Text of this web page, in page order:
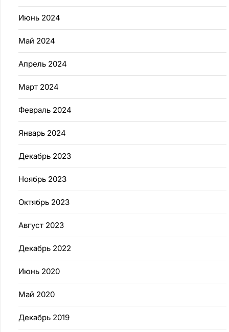
Июнь 2024
Май 2024
Апрель 2024
Март 2024
Февраль 2024
Январь 2024
Декабрь 2023
Ноябрь 2023
Октябрь 2023
Август 2023
Декабрь 2022
Июнь 2020
Май 2020
Декабрь 2019